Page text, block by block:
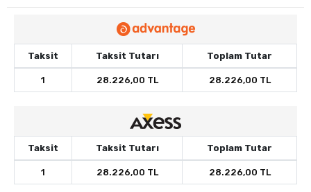
Taksit Taksit Tutarı Toplam Tutar
1 28.226,00 TL 28.226,00 TL
Taksit Taksit Tutarı Toplam Tutar
1 28.226,00 TL 28.226,00 TL